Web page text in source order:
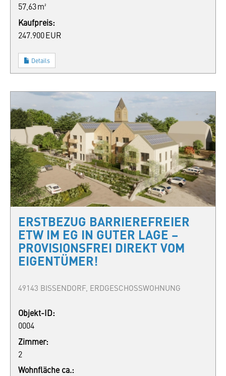
57,63 m²
Kaufpreis:
247.900 EUR
Details
ERSTBEZUG BARRIEREFREIER
ETW IM EG IN GUTER LAGE –
PROVISIONSFREI DIREKT VOM
EIGENTÜMER!
49143 BISSENDORF, ERDGESCHOSSWOHNUNG
Objekt-ID:
0004
Zimmer:
2
Wohnfläche ca.: